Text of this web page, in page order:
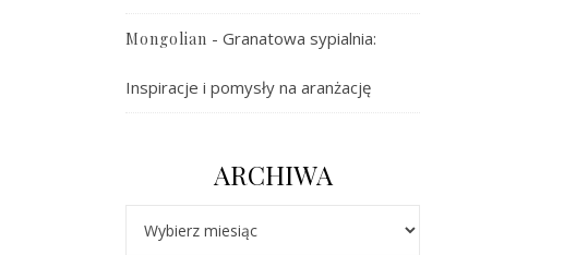
Mongolian - Granatowa sypialnia:
Inspiracje i pomysły na aranżację
ARCHIWA